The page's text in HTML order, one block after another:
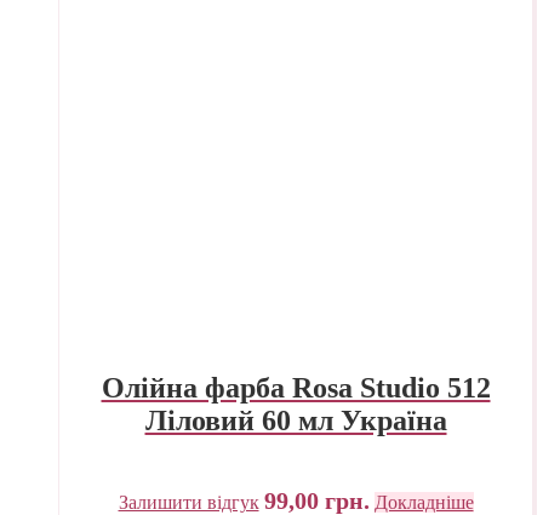
Олійна фарба Rosa Studio 512
Ліловий 60 мл Україна
Залишити відгук 99,00 грн. Докладніше